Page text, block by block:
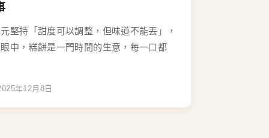
堅持「甜度可以調整，但味道不能丟」，
中，糕餅是一門時間的生意，每一口都
年12月8日